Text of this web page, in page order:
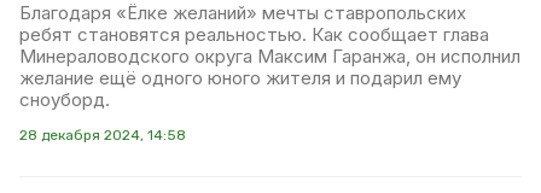
Благодаря «Ёлке желаний» мечты ставропольских
ребят становятся реальностью. Как сообщает глава
Минераловодского округа Максим Гаранжа, он исполнил
желание ещё одного юного жителя и подарил ему
сноуборд.
28 декабря 2024, 14:58